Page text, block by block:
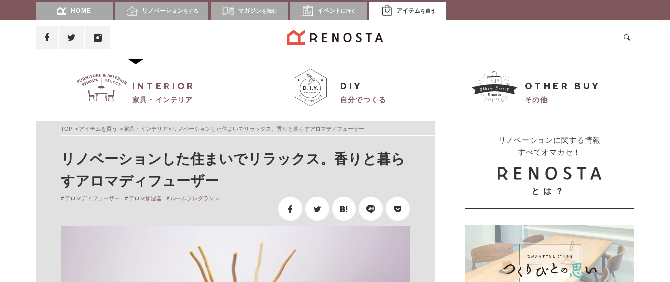
HOME リノベーションをする マガジンを読む イベント に行く アイテムを買う
INTERIOR
家具・インテリア
DIY
自分でつくる
OTHER BUY
その他
TOP アイテムを買う 家具・インテリア リノベーションした住まいでリラックス。香りと暮らすアロマディフューザー
リノベーションした住まいでリラックス。香りと暮ら
すアロマディフューザー
アロマディフューザー アロマ加湿器 ルームフレグランス
リノベーションに関する情報
すべてオマカセ！
とは？